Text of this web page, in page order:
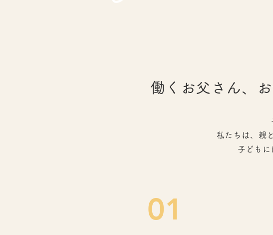
働くお父さん、
私たちは、親
子どもに
01